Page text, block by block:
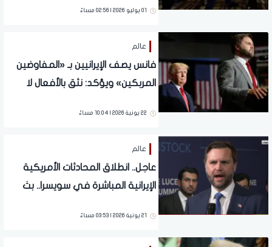
01 يوليو 2026 | 02:56 مساءً
عالم
فانس يصف الإيرانيين بـ «المفاوضين
المربكين» ويؤكد: نثق بالأفعال لا
22 يونية 2026 | 10:04 مساءً
عالم
عاجل.. انطلاق المحادثات الأمريكية
الإيرانية المباشرة في سويسرا.. بث
21 يونية 2026 | 03:53 مساءً